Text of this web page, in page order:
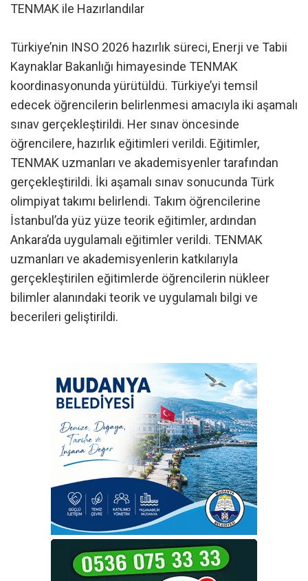
TENMAK ile Hazırlandılar
Türkiye’nin INSO 2026 hazırlık süreci, Enerji ve Tabii
Kaynaklar Bakanlığı himayesinde TENMAK
koordinasyonunda yürütüldü. Türkiye’yi temsil
edecek öğrencilerin belirlenmesi amacıyla iki aşamalı
sınav gerçekleştirildi. Her sınav öncesinde
öğrencilere, hazırlık eğitimleri verildi. Eğitimler,
TENMAK uzmanları ve akademisyenler tarafından
gerçekleştirildi. İki aşamalı sınav sonucunda Türk
olimpiyat takımı belirlendi. Takım öğrencilerine
İstanbul’da yüz yüze teorik eğitimler, ardından
Ankara’da uygulamalı eğitimler verildi. TENMAK
uzmanları ve akademisyenlerin katkılarıyla
gerçekleştirilen eğitimlerde öğrencilerin nükleer
bilimler alanındaki teorik ve uygulamalı bilgi ve
becerileri geliştirildi.